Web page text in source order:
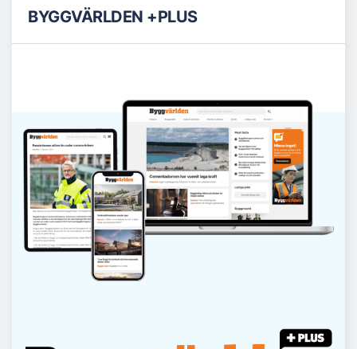
BYGGVÄRLDEN +PLUS